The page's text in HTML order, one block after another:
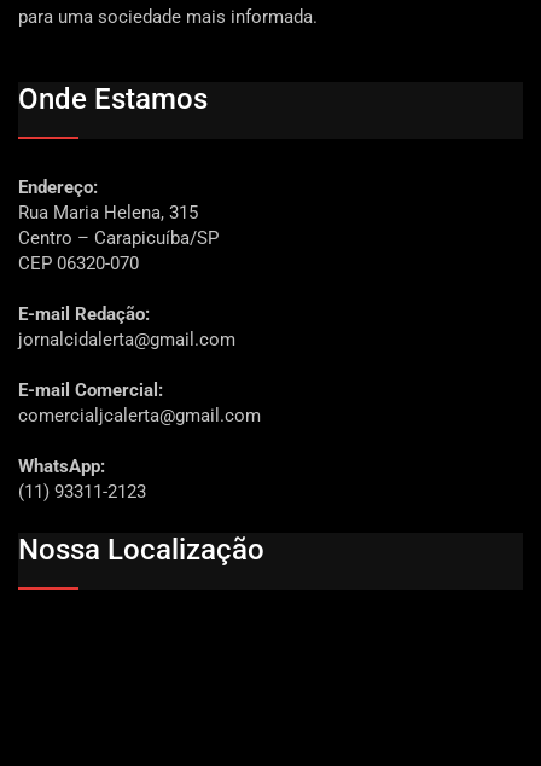
para uma sociedade mais informada.
Onde Estamos
Endereço:
Rua Maria Helena, 315
Centro – Carapicuíba/SP
CEP 06320-070
E-mail Redação:
jornalcidalerta@gmail.com
E-mail Comercial:
comercialjcalerta@gmail.com
WhatsApp:
(11) 93311-2123
Nossa Localização